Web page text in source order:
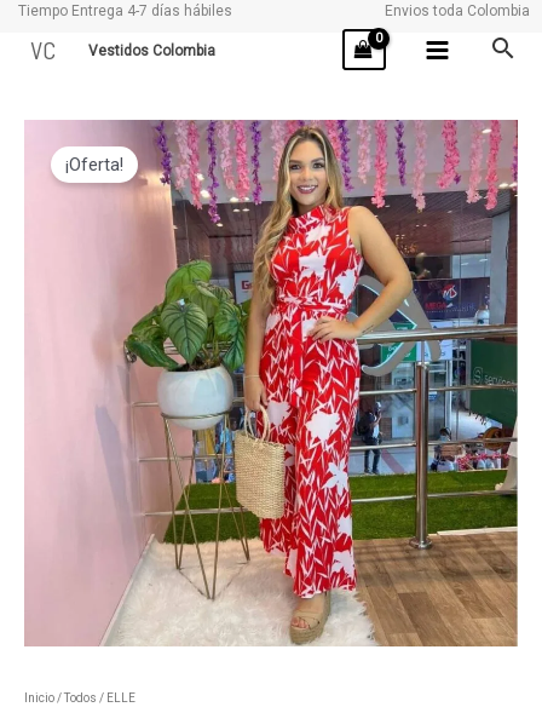
Tiempo Entrega 4-7 días hábiles Envios toda Colombia
VC Vestidos Colombia
¡Oferta!
Inicio/Todos / ELLE
cantidad